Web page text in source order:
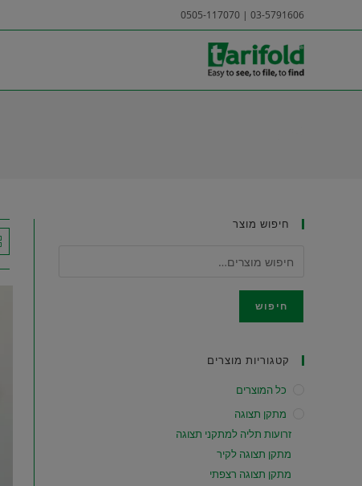
to
03-5791606 | 0505-117070
חיפוש מוצר
חיפוש
קטגוריות מוצרים
כל המוצרים
מתקן תצוגה
זרועות תליה למתקני תצוגה
מתקן תצוגה לקיר
מתקן תצוגה רצפתי